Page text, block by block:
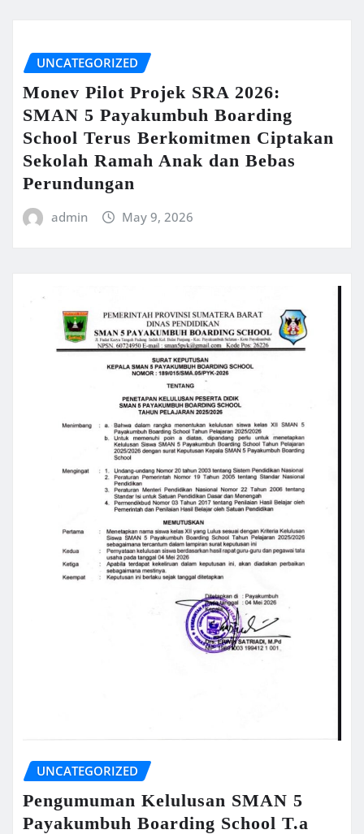
UNCATEGORIZED
Monev Pilot Projek SRA 2026:
SMAN 5 Payakumbuh Boarding
School Terus Berkomitmen Ciptakan
Sekolah Ramah Anak dan Bebas
Perundungan
admin May 9, 2026
UNCATEGORIZED
Pengumuman Kelulusan SMAN 5
Payakumbuh Boarding School T.a